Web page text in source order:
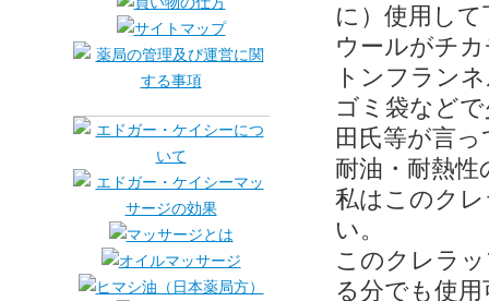
に）使用し
ウールがチ
トンフラン
ゴミ袋など
田氏等が言
耐油・耐熱
私はこのク
い。
このクレラ
る分でも使